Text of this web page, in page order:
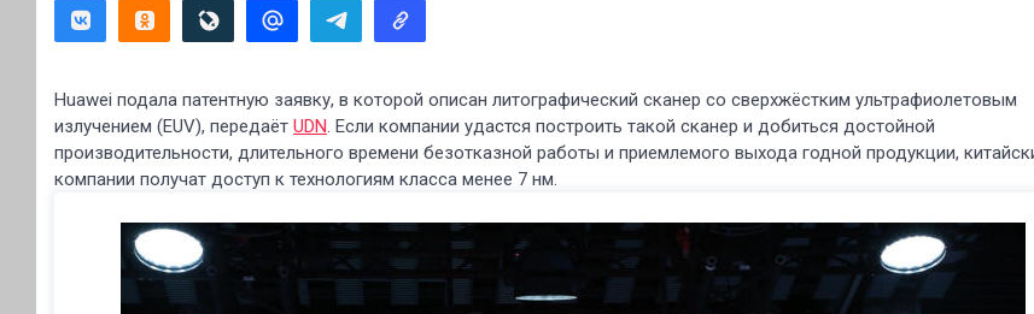
Huawei подала патентную заявку, в которой описан литографический сканер со сверхжёстким ультрафиолетовым
излучением (EUV), передаёт UDN. Если компании удастся построить такой сканер и добиться достойной
производительности, длительного времени безотказной работы и приемлемого выхода годной продукции,
компании получат доступ к технологиям класса менее 7 нм.